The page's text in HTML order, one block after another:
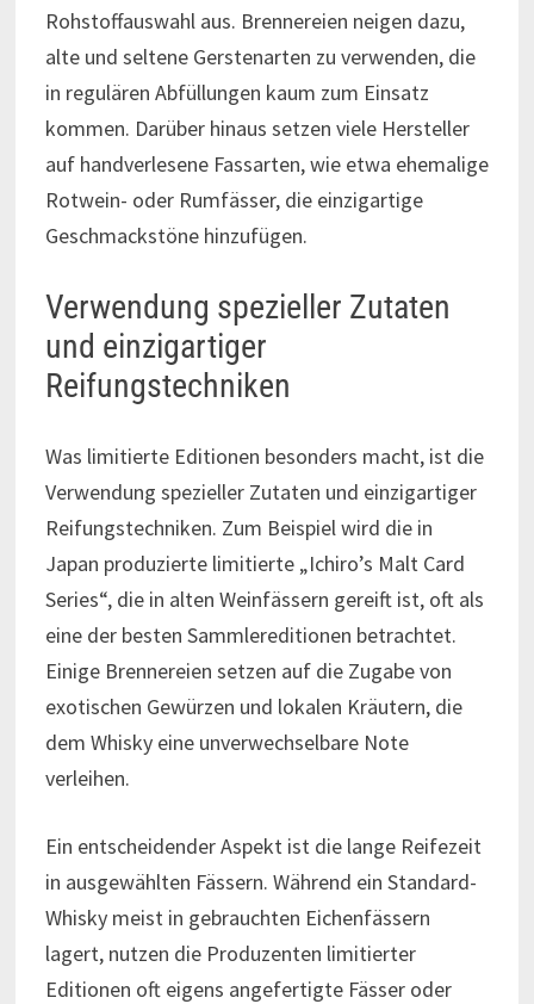
Rohstoffauswahl aus. Brennereien neigen dazu,
alte und seltene Gerstenarten zu verwenden, die
in regulären Abfüllungen kaum zum Einsatz
kommen. Darüber hinaus setzen viele Hersteller
auf handverlesene Fassarten, wie etwa ehemalige
Rotwein- oder Rumfässer, die einzigartige
Geschmackstöne hinzufügen.
Verwendung spezieller Zutaten
und einzigartiger
Reifungstechniken
Was limitierte Editionen besonders macht, ist die
Verwendung spezieller Zutaten und einzigartiger
Reifungstechniken. Zum Beispiel wird die in
Japan produzierte limitierte „Ichiro’s Malt Card
Series“, die in alten Weinfässern gereift ist, oft als
eine der besten Sammlereditionen betrachtet.
Einige Brennereien setzen auf die Zugabe von
exotischen Gewürzen und lokalen Kräutern, die
dem Whisky eine unverwechselbare Note
verleihen.
Ein entscheidender Aspekt ist die lange Reifezeit
in ausgewählten Fässern. Während ein Standard-
Whisky meist in gebrauchten Eichenfässern
lagert, nutzen die Produzenten limitierter
Editionen oft eigens angefertigte Fässer oder